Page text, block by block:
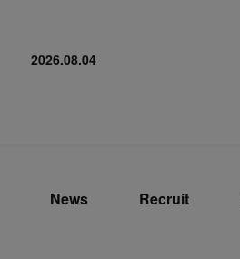
2026.08.04
News Recruit